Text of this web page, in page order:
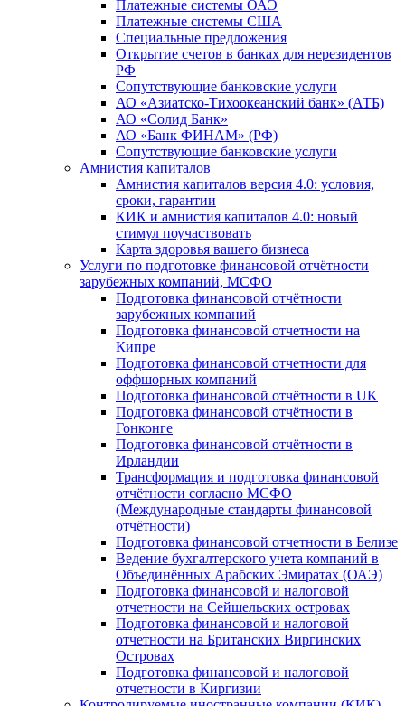
Платежные системы ОАЭ
Платежные системы США
Специальные предложения
Открытие счетов в банках для нерезидентов
РФ
Сопутствующие банковские услуги
АО «Азиатско-Тихоокеанский банк» (АТБ)
АО «Солид Банк»
АО «Банк ФИНАМ» (РФ)
Сопутствующие банковские услуги
Амнистия капиталов
Амнистия капиталов версия 4.0: условия,
сроки, гарантии
КИК и амнистия капиталов 4.0: новый
стимул поучаствовать
Карта здоровья вашего бизнеса
Услуги по подготовке финансовой отчётности
зарубежных компаний, МСФО
Подготовка финансовой отчётности
зарубежных компаний
Подготовка финансовой отчетности на
Кипре
Подготовка финансовой отчетности для
оффшорных компаний
Подготовка финансовой отчётности в UK
Подготовка финансовой отчётности в
Гонконге
Подготовка финансовой отчётности в
Ирландии
Трансформация и подготовка финансовой
отчётности согласно МСФО
(Международные стандарты финансовой
отчётности)
Подготовка финансовой отчетности в Белизе
Ведение бухгалтерского учета компаний в
Объединённых Арабских Эмиратах (ОАЭ)
Подготовка финансовой и налоговой
отчетности на Сейшельских островах
Подготовка финансовой и налоговой
отчетности на Британских Виргинских
Островах
Подготовка финансовой и налоговой
отчетности в Киргизии